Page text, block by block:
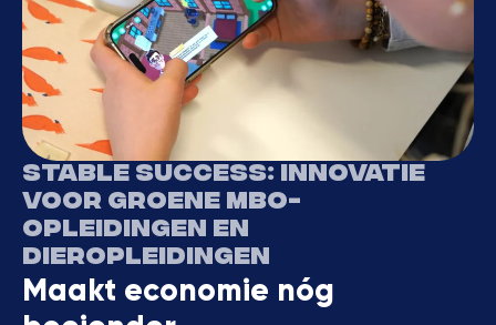
Stable Success: innovatie
voor groene mbo-
opleidingen en
dieropleidingen
Maakt economie nóg